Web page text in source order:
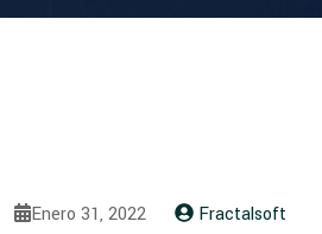
Enero 31, 2022 Fractalsoft